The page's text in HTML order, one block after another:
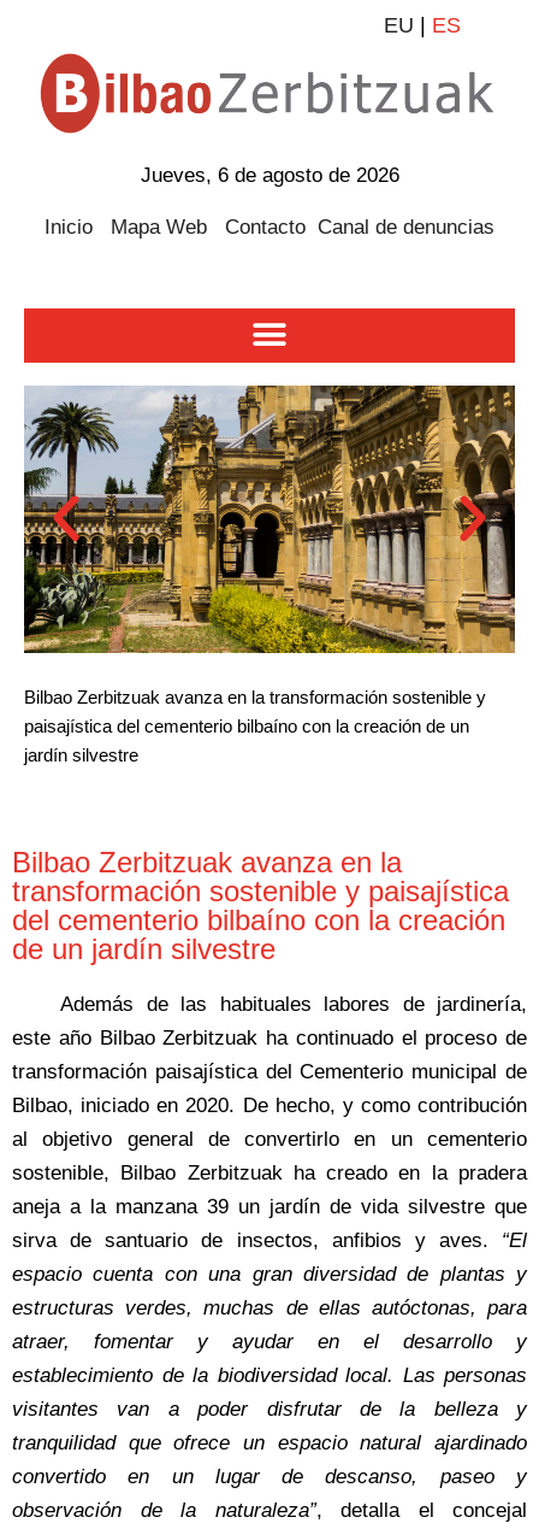
EU ES
Jueves, 6 de agosto de 2026
Inicio Mapa Web Contacto Canal de denuncias
Bilbao Zerbitzuak avanza en la transformación sostenible y
paisajística del cementerio bilbaíno con la creación de un
jardín silvestre
Bilbao Zerbitzuak avanza en la
transformación sostenible y paisajística
del cementerio bilbaíno con la creación
de un jardín silvestre
Además de las habituales labores de jardinería,
este año Bilbao Zerbitzuak ha continuado el proceso de
transformación paisajística del Cementerio municipal de
Bilbao, iniciado en 2020. De hecho, y como contribución
al objetivo general de convertirlo en un cementerio
sostenible, Bilbao Zerbitzuak ha creado en la pradera
aneja a la manzana 39 un jardín de vida silvestre que
sirva de santuario de insectos, anfibios y aves. “El
espacio cuenta con una gran diversidad de plantas y
estructuras verdes, muchas de ellas autóctonas, para
atraer, fomentar y ayudar en el desarrollo y
establecimiento de la biodiversidad local. Las personas
visitantes van a poder disfrutar de la belleza y
tranquilidad que ofrece un espacio natural ajardinado
convertido en un lugar de descanso, paseo y
observación de la naturaleza”, detalla el concejal